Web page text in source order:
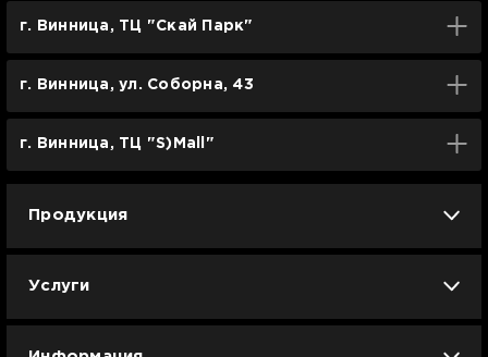
г. Винница, ТЦ "Скай Парк"
г. Винница, ул. Соборна, 43
г. Винница, ТЦ "S)Mall"
Продукция
Услуги